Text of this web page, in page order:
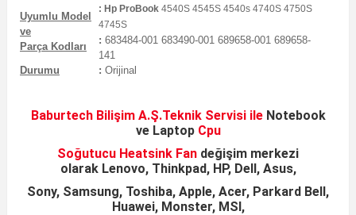
Uyumlu Model
ve
Parça Kodları
: Hp ProBook 4540S 4545S 4540s 4740S 4750S
4745S
: 683484-001 683490-001 689658-001 689658-
141
Durumu
: Orijinal
Baburtech Bilişim A.Ş.Teknik Servisi ile Notebook
ve Laptop Cpu
Soğutucu Heatsink Fan değişim merkezi
olarak Lenovo, Thinkpad, HP, Dell, Asus,
Sony, Samsung, Toshiba, Apple, Acer, Parkard Bell,
Huawei, Monster, MSI,